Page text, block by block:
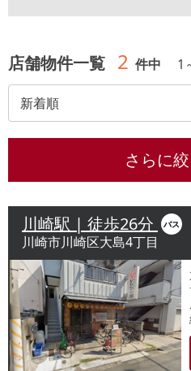
店舗物件一覧 2 件中 1
さらに
川崎駅 | 徒歩26分 バス
川崎市川崎区大島4丁目